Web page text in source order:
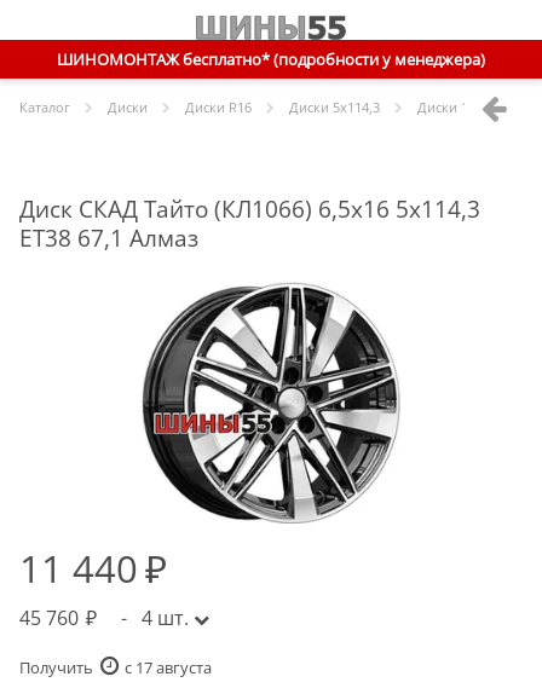
ШИНОМОНТАЖ бесплатно* (подробности у менеджера)
Каталог Диски Диски R16 Диски 5x114,3 Диски 16 5x114,3
Диск СКАД Тайто (КЛ1066) 6,5x16 5x114,3
ET38 67,1 Алмаз
11 440
45 760 - 4 шт.
Получить c 17 августа